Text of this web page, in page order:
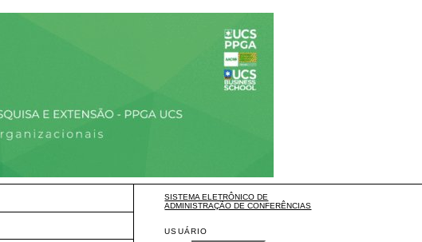
SISTEMA ELETRÔNICO DE
ADMINISTRAÇÃO DE CONFERÊNCIAS
USUÁRIO